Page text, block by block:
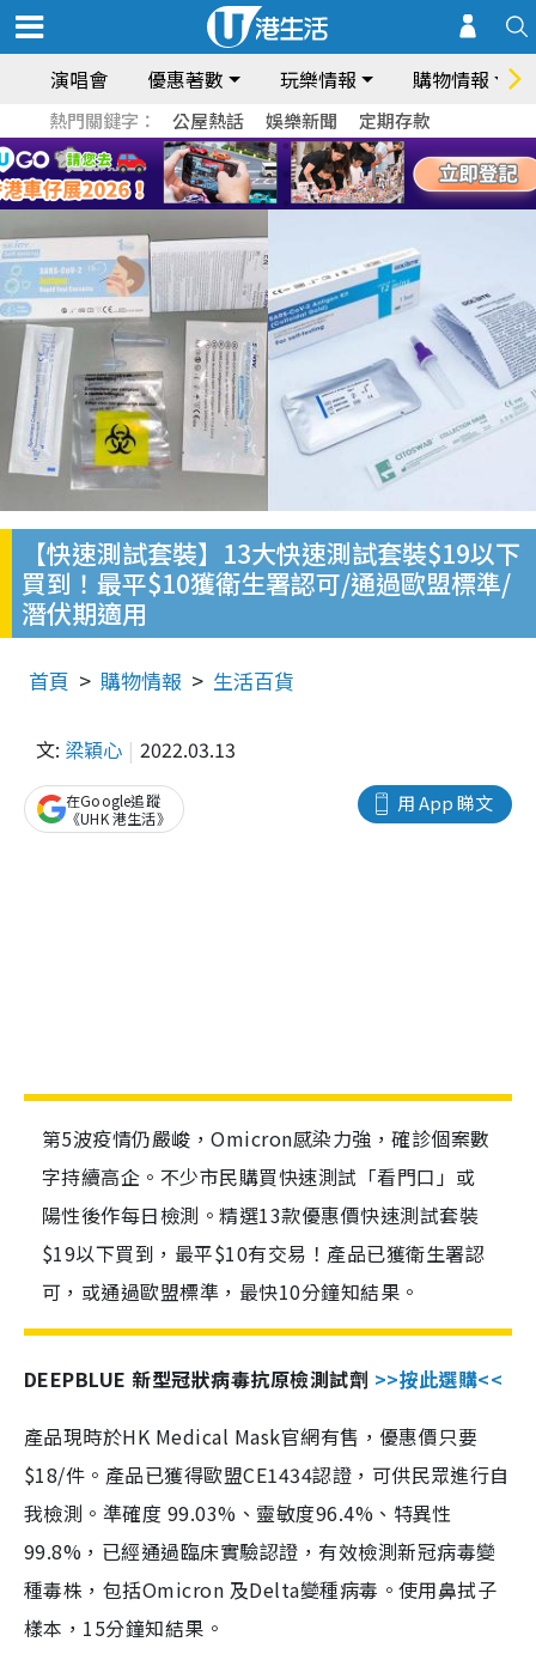
演唱會 優惠著數 玩樂情報 購物情報
熱門關鍵字： 公屋熱話 娛樂新聞 定期存款
【快速測試套裝】13大快速測試套裝$19以下
買到！最平$10獲衛生署認可/通過歐盟標準/
潛伏期適用
首頁 購物情報 生活百貨
文: 梁穎心 2022.03.13
用 App 睇文
在Google追蹤
《UHK 港生活》
第5波疫情仍嚴峻，Omicron感染力強，確診個案數
字持續高企。不少市民購買快速測試「看門口」或
陽性後作每日檢測。精選13款優惠價快速測試套裝
$19以下買到，最平$10有交易！產品已獲衛生署認
可，或通過歐盟標準，最快10分鐘知結果。
DEEPBLUE 新型冠狀病毒抗原檢測試劑 >>按此選購<<
產品現時於HK Medical Mask官網有售，優惠價只要
$18/件。產品已獲得歐盟CE1434認證，可供民眾進行自
我檢測。準確度 99.03%、靈敏度96.4%、特異性
99.8%，已經通過臨床實驗認證，有效檢測新冠病毒變
種毒株，包括Omicron 及Delta變種病毒。使用鼻拭子
樣本，15分鐘知結果。